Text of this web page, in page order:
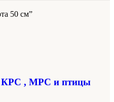
50 см”
КРС , МРС и птицы